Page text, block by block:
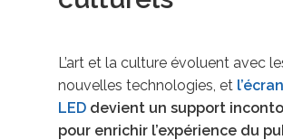
L’art et la culture évoluent avec
nouvelles technologies, et
LED devient un support
pour enrichir l’expérience du